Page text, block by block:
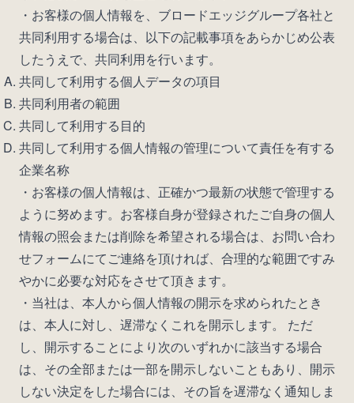
・お客様の個人情報を、ブロードエッジグループ各社と
共同利用する場合は、以下の記載事項をあらかじめ公表
したうえで、共同利用を行います。
共同して利用する個人データの項目
共同利用者の範囲
共同して利用する目的
共同して利用する個人情報の管理について責任を有する
企業名称
・お客様の個人情報は、正確かつ最新の状態で管理する
ように努めます。お客様自身が登録されたご自身の個人
情報の照会または削除を希望される場合は、お問い合わ
せフォームにてご連絡を頂ければ、合理的な範囲ですみ
やかに必要な対応をさせて頂きます。
・当社は、本人から個人情報の開示を求められたとき
は、本人に対し、遅滞なくこれを開示します。 ただ
し、開示することにより次のいずれかに該当する場合
は、その全部または一部を開示しないこともあり、開示
しない決定をした場合には、その旨を遅滞なく通知しま